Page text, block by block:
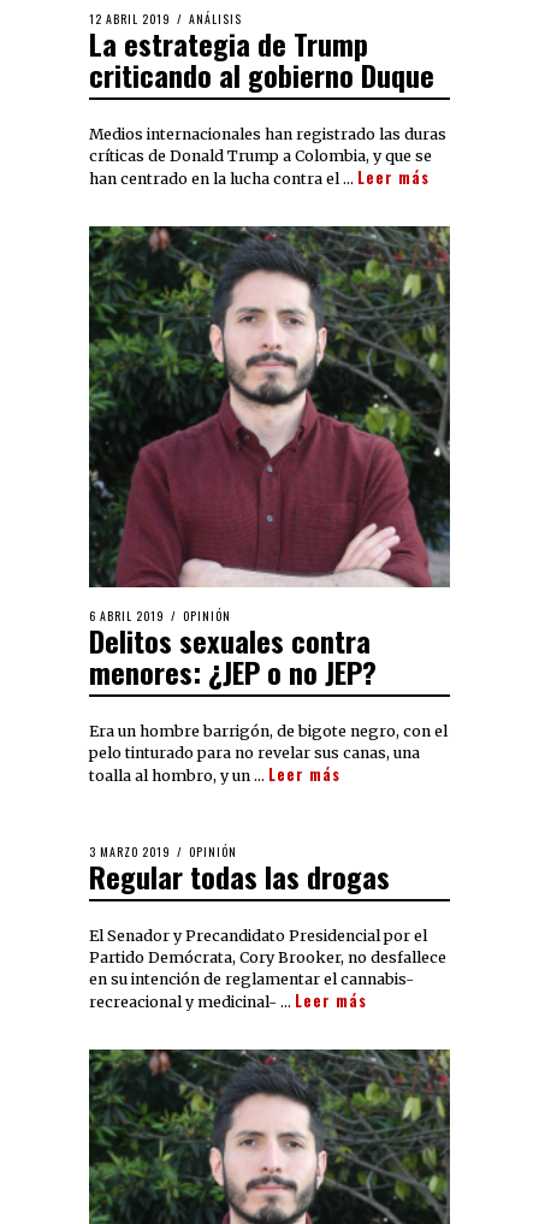
12 ABRIL 2019 ANÁLISIS
La estrategia de Trump
criticando al gobierno Duque
Medios internacionales han registrado las duras
críticas de Donald Trump a Colombia, y que se
han centrado en la lucha contra el … Leer más
6 ABRIL 2019 OPINIÓN
Delitos sexuales contra
menores: ¿JEP o no JEP?
Era un hombre barrigón, de bigote negro, con el
pelo tinturado para no revelar sus canas, una
toalla al hombro, y un … Leer más
3 MARZO 2019 OPINIÓN
Regular todas las drogas
El Senador y Precandidato Presidencial por el
Partido Demócrata, Cory Brooker, no desfallece
en su intención de reglamentar el cannabis-
recreacional y medicinal- … Leer más